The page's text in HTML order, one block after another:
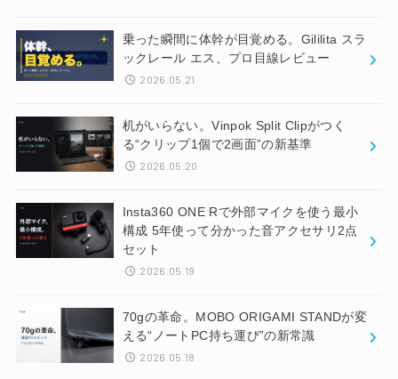
乗った瞬間に体幹が目覚める。Gililita スラ
ックレール エス、プロ目線レビュー
2026.05.21
机がいらない。Vinpok Split Clipがつく
る“クリップ1個で2画面”の新基準
2026.05.20
Insta360 ONE Rで外部マイクを使う最小
構成 5年使って分かった音アクセサリ2点
セット
2026.05.19
70gの革命。MOBO ORIGAMI STANDが変
える“ノートPC持ち運び”の新常識
2026.05.18